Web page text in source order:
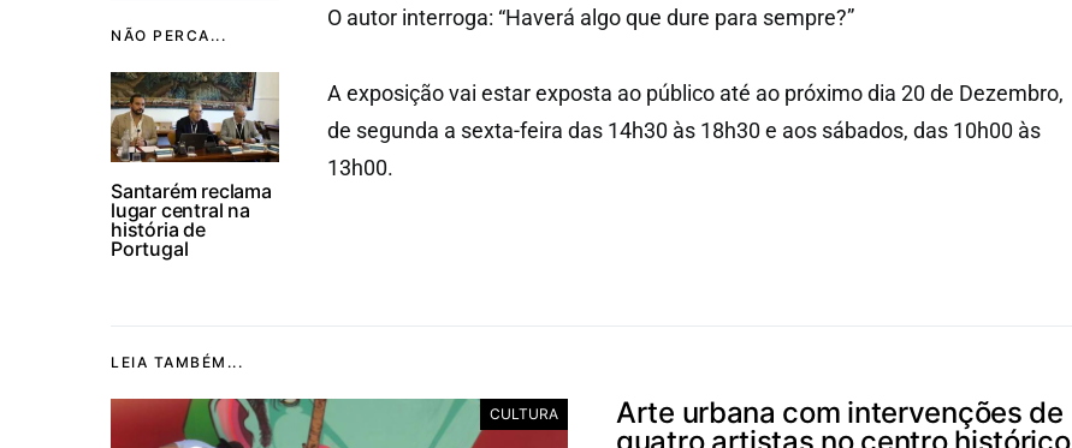
NÃO PERCA...
Santarém reclama
lugar central na
história de
Portugal
O autor interroga: “Haverá algo que dure para sempre?”
A exposição vai estar exposta ao público até ao próximo dia 20 de Dezembro,
de segunda a sexta-feira das 14h30 às 18h30 e aos sábados, das 10h00 às
13h00.
LEIA TAMBÉM...
CULTURA
Arte urbana com intervenções de